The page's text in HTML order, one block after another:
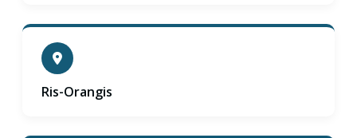
Ris-Orangis